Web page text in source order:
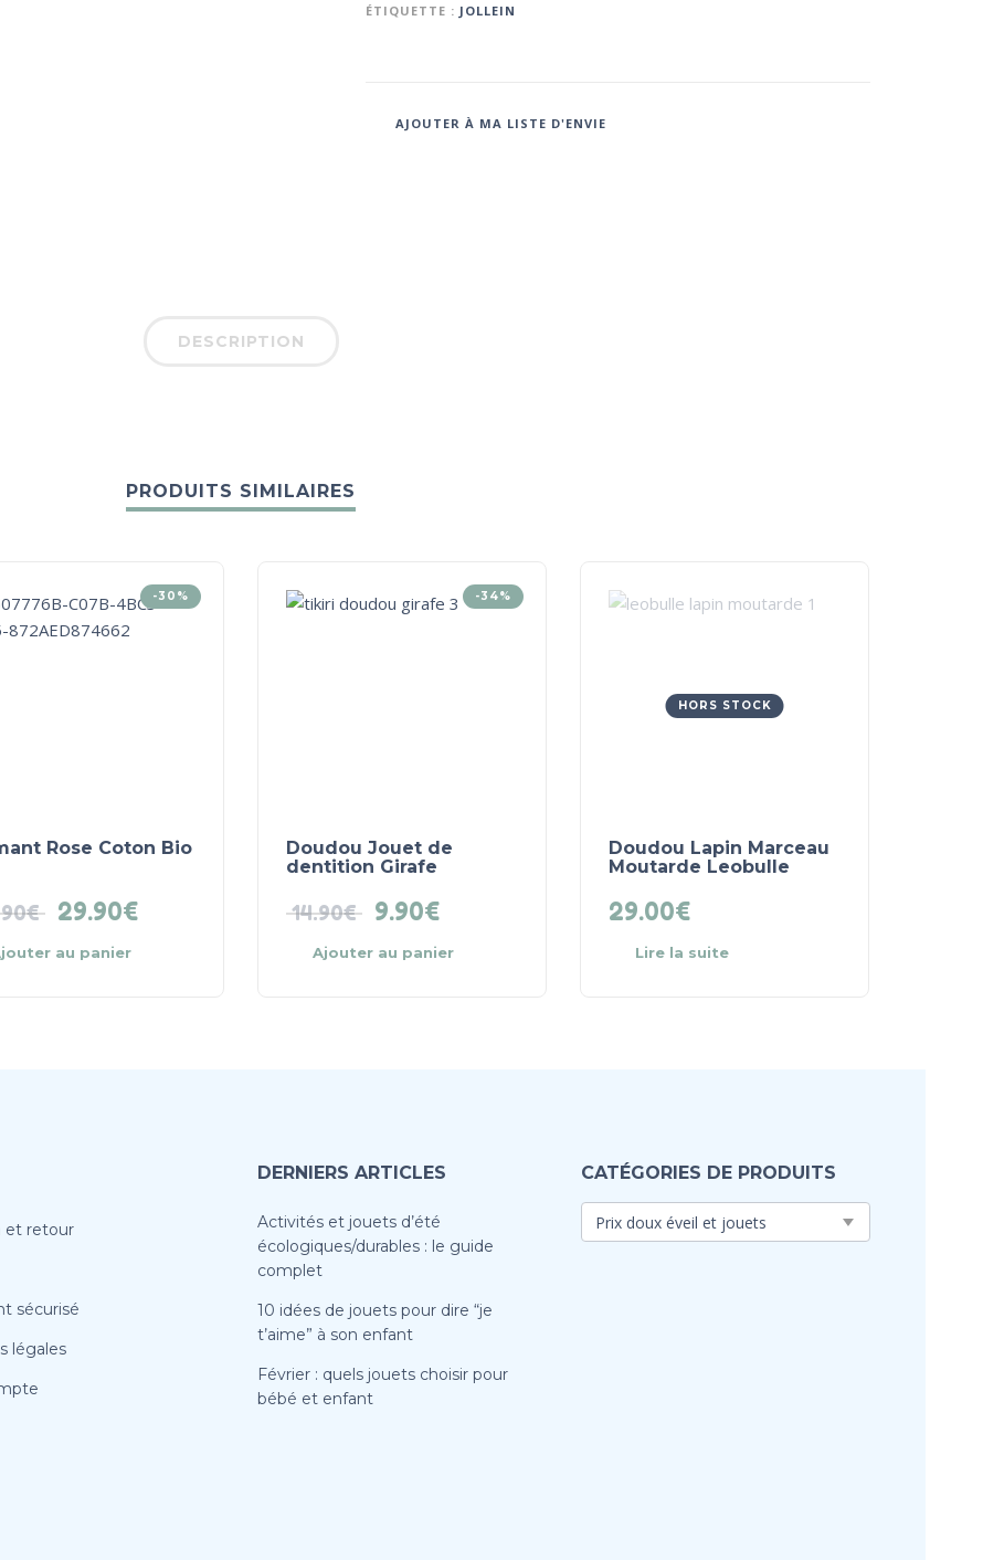
ÉTIQUETTE : JOLLEIN
AJOUTER À MA LISTE D'ENVIE
DESCRIPTION
PRODUITS SIMILAIRES
-30%
Rose Coton Bio
€ 29.90€
au panier
-34%
Doudou Jouet de
dentition Girafe
14.90€ 9.90€
Ajouter au panier
HORS STOCK
Doudou Lapin Marceau
Moutarde Leobulle
29.00€
Lire la suite
et retour
sécurisé
légales
DERNIERS ARTICLES
Activités et jouets d’été
écologiques/durables : le guide
complet
10 idées de jouets pour dire “je
t’aime” à son enfant
Février : quels jouets choisir pour
bébé et enfant
CATÉGORIES DE PRODUITS